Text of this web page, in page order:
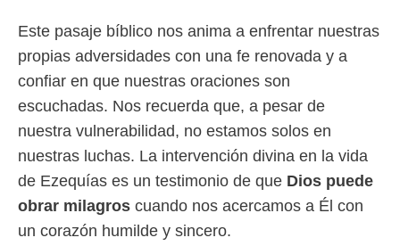
Este pasaje bíblico nos anima a enfrentar nuestras
propias adversidades con una fe renovada y a
confiar en que nuestras oraciones son
escuchadas. Nos recuerda que, a pesar de
nuestra vulnerabilidad, no estamos solos en
nuestras luchas. La intervención divina en la vida
de Ezequías es un testimonio de que Dios puede
obrar milagros cuando nos acercamos a Él con
un corazón humilde y sincero.